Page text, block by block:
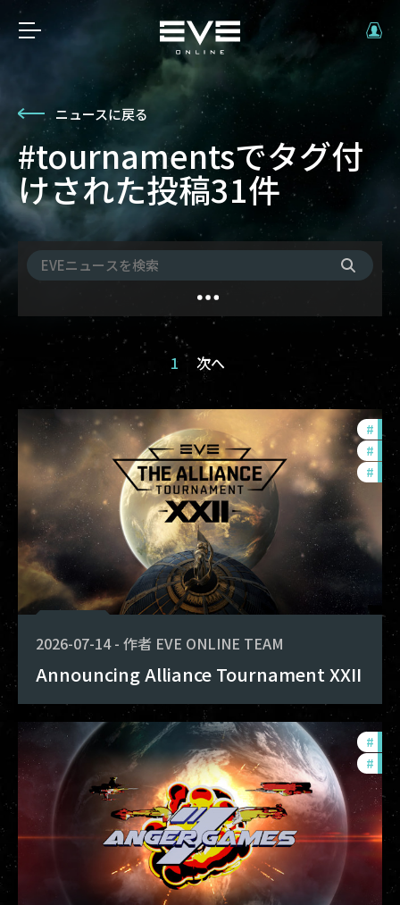
ニュースに戻る
#tournamentsでタグ付
けされた投稿31件
1 次へ
#
# pvp
#
2026-07-14 - 作者 EVE ONLINE TEAM
Announcing Alliance Tournament XXII
#
#